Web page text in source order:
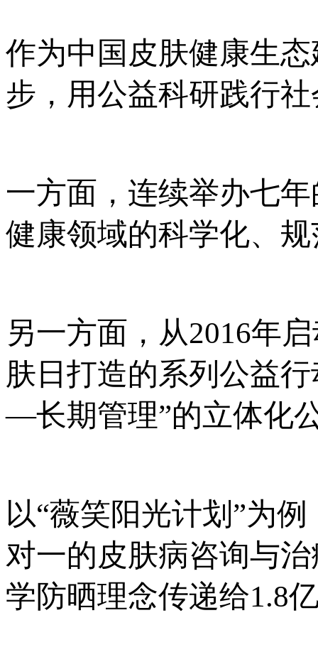
作为中国皮肤健康生
步，用公益科研践行
一方面，连续举办七
健康领域的科学化、
另一方面，从2016年
肤日打造的系列公益
—长期管理”的立体化
以“薇笑阳光计划”为
对一的皮肤病咨询与
学防晒理念传递给1.8